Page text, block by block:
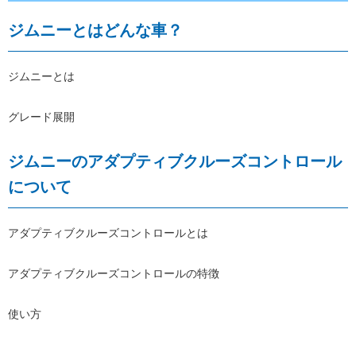
ジムニーとはどんな車？
ジムニーとは
グレード展開
ジムニーのアダプティブクルーズコントロール
について
アダプティブクルーズコントロールとは
アダプティブクルーズコントロールの特徴
使い方